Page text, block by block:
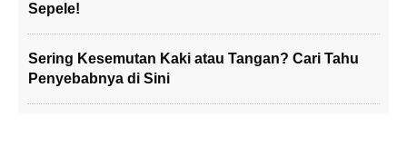
Sepele!
Sering Kesemutan Kaki atau Tangan? Cari Tahu
Penyebabnya di Sini